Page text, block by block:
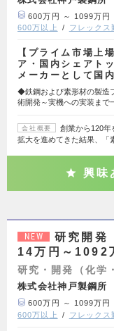
600万円 ～ 1099万円
600万以上
フレックス
【プライム市場上
ア・国内シェアト
メーカーとして国
◆鉄鋼および素形材の製造
術開発～実機への実装まで
会社概要
創業から120年
拡大を進めてきた結果、「
興味
NEW
研究開発
14万円～1092
研究・開発（化学
株式会社神戸製鋼所
600万円 ～ 1099万円
600万以上
フレックス